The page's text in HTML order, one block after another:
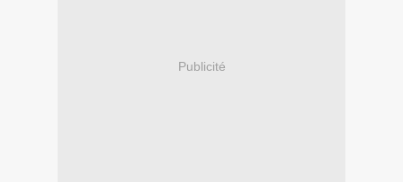
Publicité